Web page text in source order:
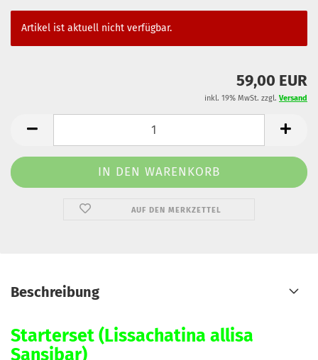
Artikel ist aktuell nicht verfügbar.
59,00 EUR
inkl. 19% MwSt. zzgl. Versand
AUF DEN MERKZETTEL
Beschreibung
Starterset (Lissachatina allisa
Sansibar)